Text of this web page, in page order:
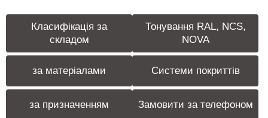
Класифікація за
складом
за призначенням
за матеріалами Системи покриттів
Тонування RAL, NCS,
NOVA
Замовити за телефоном